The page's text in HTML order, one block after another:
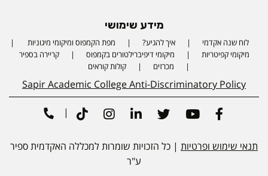
מידע שימושי
לוח שנה אקדמי איך להגיע?
מפת הקמפוס ומיקומי מיגוניות
מיקומי קפיטריות
מיקומי דיפיברילטורים בקמפוס
קריירה בספיר
מכרזים
קולות קוראים
Sapir Academic College Anti-Discriminatory Policy
תנאי שימוש ופרטיות | כל הזכויות שומרות למכללה האקדמית ספיר
ע"ר
Facebook
Youtube
Twitter
Linkedin
Instagram
Tiktok
|
Phone number